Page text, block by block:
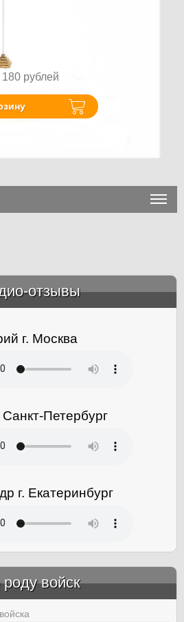
180 рублей
отзывы
г. Москва
Санкт-Петербург
г. Екатеринбург
войск